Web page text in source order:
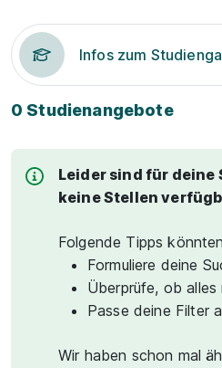
Infos zum
0 Studienangebote
Leider sind für
keine Stellen
Folgende Tipps
Formuliere deine
Überprüfe, ob
Passe deine Filter
Wir haben schon mal